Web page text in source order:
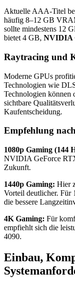
Aktuelle AAA-Titel
häufig 8–12 GB
sollte mindestens 12
bietet 4 GB, NVIDIA
Raytracing und
Moderne GPUs
Technologien wie
Technologien können
sichtbare
Kaufentscheidung.
Empfehlung
1080p Gaming (144
NVIDIA GeForce
Zukunft.
1440p Gaming: Hier
Vorteil deutlicher. Für
die bessere
4K Gaming: Für
empfiehlt sich die
4090.
Einbau,